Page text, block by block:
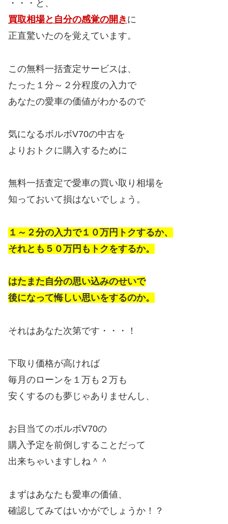
・・・と、
買取相場と自分の感覚の開き に
正直驚いたのを覚えています。
この無料一括査定サービスは、
たった１分～２分程度の入力で
あなたの愛車の価値がわかるので
気になるボルボV70の中古を
よりおトクに購入するために
無料一括査定で愛車の買い取り相場を
知っておいて損はないでしょう。
１～２分の入力で１０万円トクするか、
それとも５０万円もトクをするか。
はたまた自分の思い込みのせいで
後になって悔しい思いをするのか。
それはあなた次第です・・・！
下取り価格が高ければ
毎月のローンを１万も２万も
安くするのも夢じゃありませんし、
お目当てのボルボV70の
購入予定を前倒しすることだって
出来ちゃいますしね＾＾
まずはあなたも愛車の価値、
確認してみてはいかがでしょうか！？